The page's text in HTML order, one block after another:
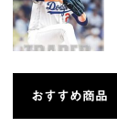
おすすめ商品